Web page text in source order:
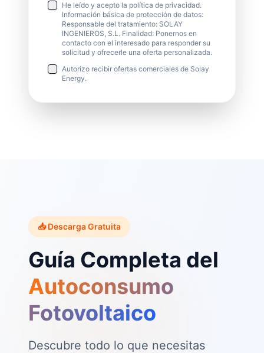
He leído y acepto la política de privacidad.
Información básica de protección de datos:
Responsable del tratamiento: SOLAY
INGENIEROS, S.L. Finalidad: Ponernos en
contacto con el interesado para responder su
solicitud y ofrecerle una oferta personalizada.
Autorizo recibir ofertas comerciales de Solay
Energy.
📥 Descarga Gratuita
Guía Completa del
Autoconsumo
Fotovoltaico
Descubre todo lo que necesitas